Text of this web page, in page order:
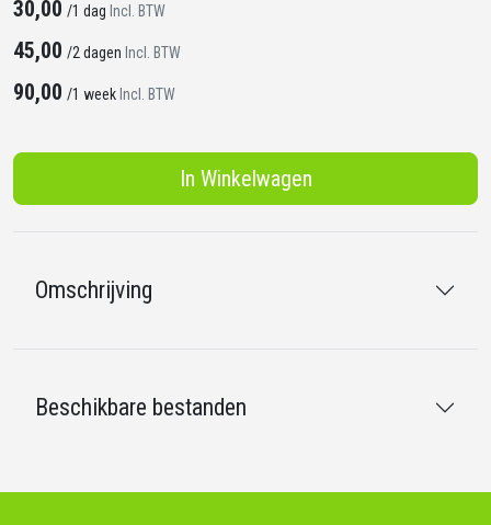
30,00 /1 dag Incl. BTW
45,00 /2 dagen Incl. BTW
90,00 /1 week Incl. BTW
In Winkelwagen
Omschrijving
Beschikbare bestanden